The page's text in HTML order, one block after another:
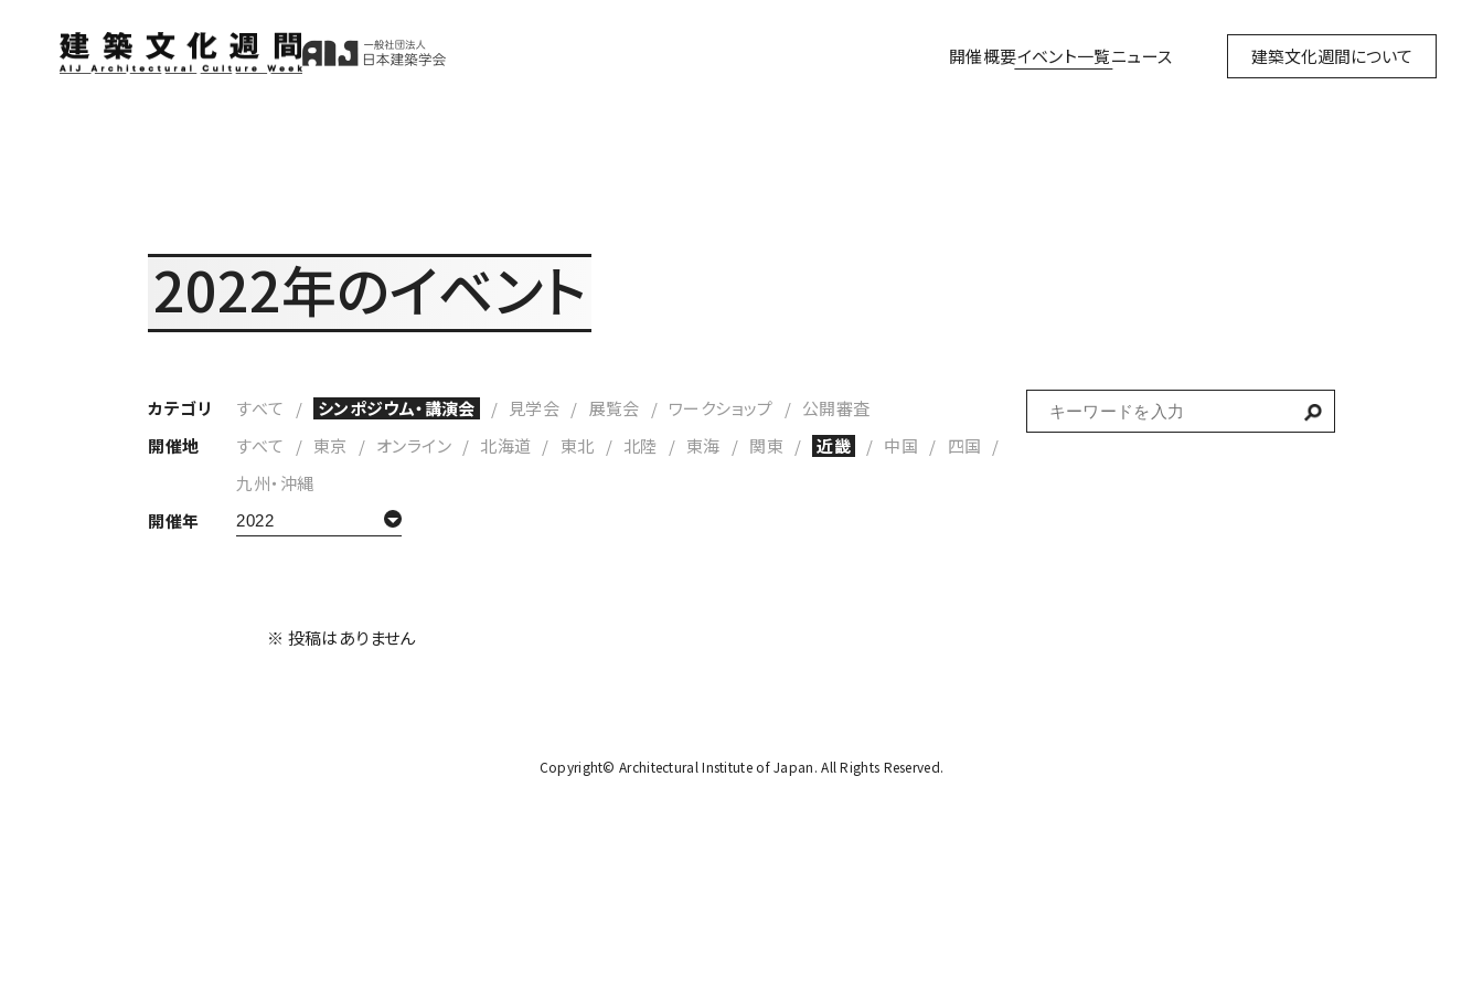
開催概要イベント一覧ニュース 建築文化週間について
2022年のイベント
カテゴリ すべて シンポジウム・講演会 見学会 展覧会 ワークショップ
公開審査
開催地
すべて 東京 オンライン 北海道 東北 北陸 東海 関東 近畿 中国
四国
九州・沖縄
開催年
※ 投稿はありません
Copyright© Architectural Institute of Japan.All Rights Reserved.